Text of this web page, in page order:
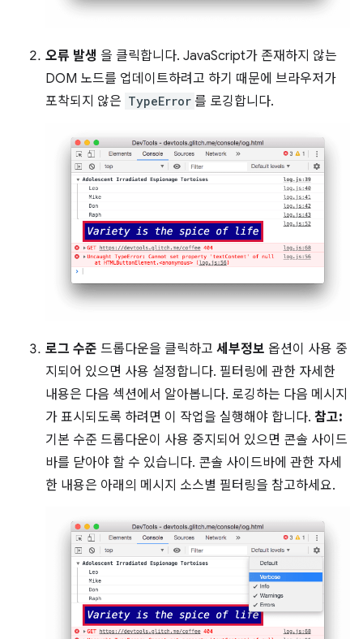
오류 발생 을 클릭합니다. JavaScript가 존재하지 않는
DOM 노드를 업데이트하려고 하기 때문에 브라우저가
포착되지 않은 TypeError 를 로깅합니다.
로그 수준 드롭다운을 클릭하고 세부정보 옵션이 사용 중
지되어 있으면 사용 설정합니다. 필터링에 관한 자세한
내용은 다음 섹션에서 알아봅니다. 로깅하는 다음 메시지
가 표시되도록 하려면 이 작업을 실행해야 합니다. 참고:
기본 수준 드롭다운이 사용 중지되어 있으면 콘솔 사이드
바를 닫아야 할 수 있습니다. 콘솔 사이드바에 관한 자세
한 내용은 아래의 메시지 소스별 필터링을 참고하세요.